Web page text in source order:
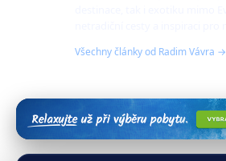
Všechny články od Radim Vávra →